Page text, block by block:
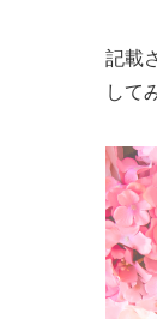
記載
して